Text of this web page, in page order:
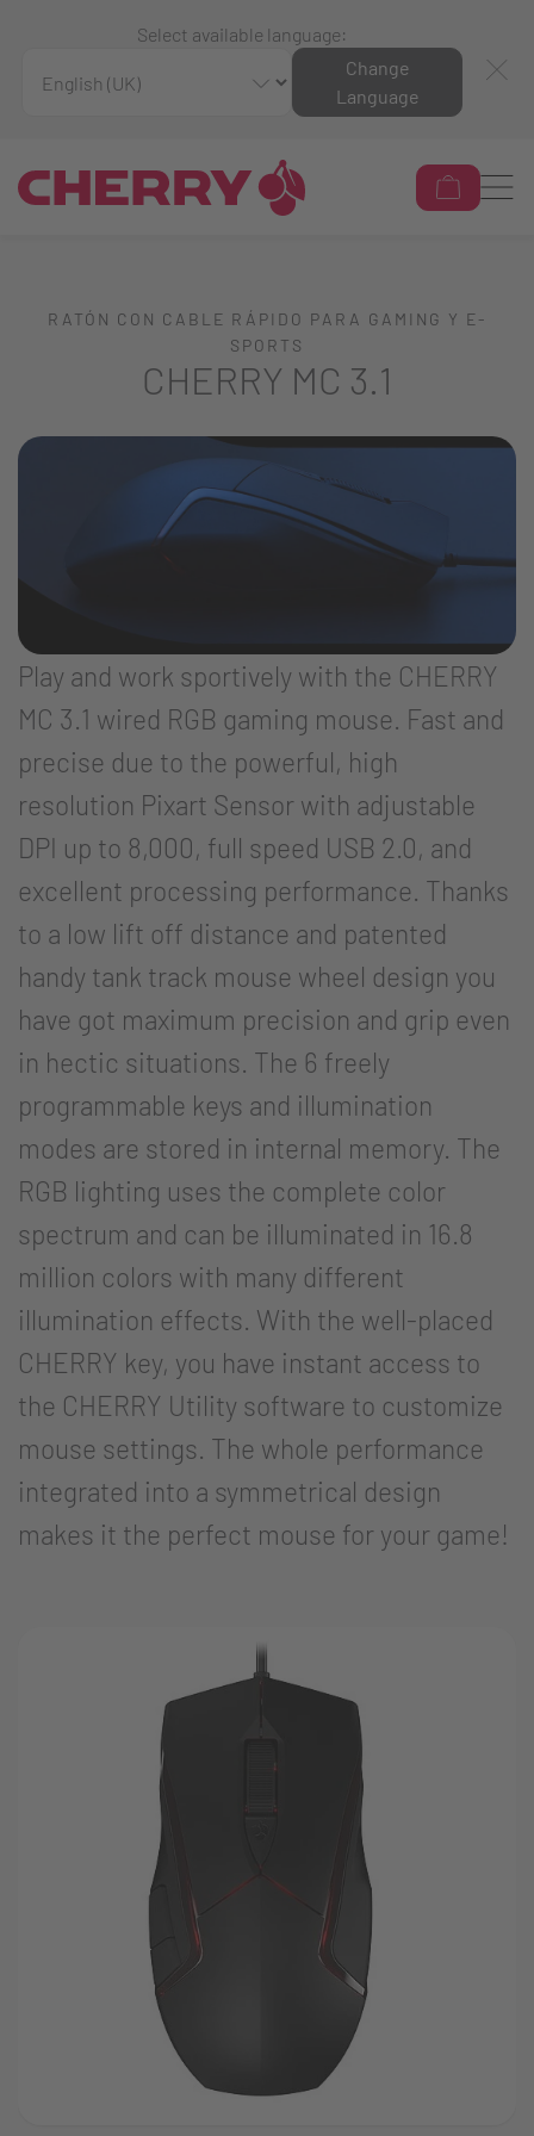
Select available language:
Change
Language
RATÓN CON CABLE RÁPIDO PARA GAMING Y E-
SPORTS
CHERRY MC 3.1
Play and work sportively with the CHERRY
MC 3.1 wired RGB gaming mouse. Fast and
precise due to the powerful, high
resolution Pixart Sensor with adjustable
DPI up to 8,000, full speed USB 2.0, and
excellent processing performance. Thanks
to a low lift off distance and patented
handy tank track mouse wheel design you
have got maximum precision and grip even
in hectic situations. The 6 freely
programmable keys and illumination
modes are stored in internal memory. The
RGB lighting uses the complete color
spectrum and can be illuminated in 16.8
million colors with many different
illumination effects. With the well-placed
CHERRY key, you have instant access to
the CHERRY Utility software to customize
mouse settings. The whole performance
integrated into a symmetrical design
makes it the perfect mouse for your game!